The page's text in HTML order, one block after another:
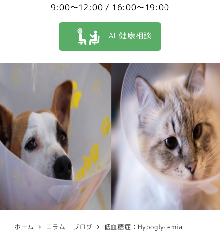
9:00〜12:00 / 16:00〜19:00
AI 健康相談
ホーム コラム・ブログ 低血糖症：Hypoglycemia